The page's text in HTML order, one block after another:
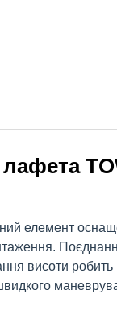
елемент
висоти робить